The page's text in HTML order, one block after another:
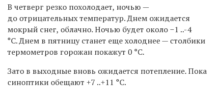
В четверг резко похолодает, ночью —
до отрицательных температур. Днем ожидается
мокрый снег, облачно. Ночью будет около −1 ..-4
°С. Днем в пятницу станет еще холоднее — столбики
термометров горожан покажут 0 °С.
Зато в выходные вновь ожидается потепление. Пока
синоптики обещают +7 ..+11 °С.